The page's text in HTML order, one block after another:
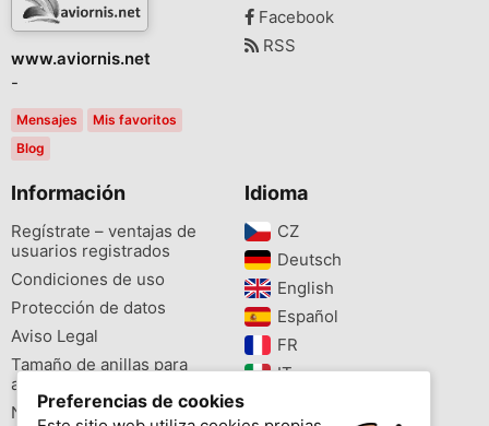
www.aviornis.net
-
Mensajes
Mis favoritos
Blog
Facebook
RSS
Información
Regístrate – ventajas de
usuarios registrados
Condiciones de uso
Protección de datos
Aviso Legal
Tamaño de anillas para
aves
Newsletter
Idioma
CZ‎
Deutsch‎
English‎
Español‎
FR‎
IT‎
Preferencias de cookies